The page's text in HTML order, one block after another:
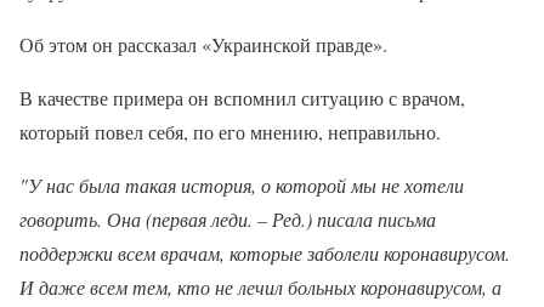
Об этом он рассказал «Украинской правде».
В качестве примера он вспомнил ситуацию с врачом,
который повел себя, по его мнению, неправильно.
"У нас была такая история, о которой мы не хотели
говорить. Она (первая леди. – Ред.) писала письма
поддержки всем врачам, которые заболели коронавирусом.
И даже всем тем, кто не лечил больных коронавирусом, а